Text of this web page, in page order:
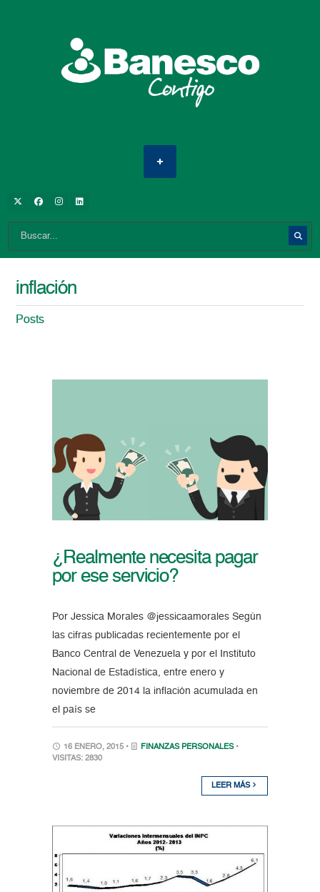
inflación
Posts
¿Realmente necesita pagar
por ese servicio?
Por Jessica Morales @jessicaamorales Según
las cifras publicadas recientemente por el
Banco Central de Venezuela y por el Instituto
Nacional de Estadística, entre enero y
noviembre de 2014 la inflación acumulada en
el país se
16 ENERO, 2015 • FINANZAS PERSONALES •
VISITAS: 2830
LEER MÁS